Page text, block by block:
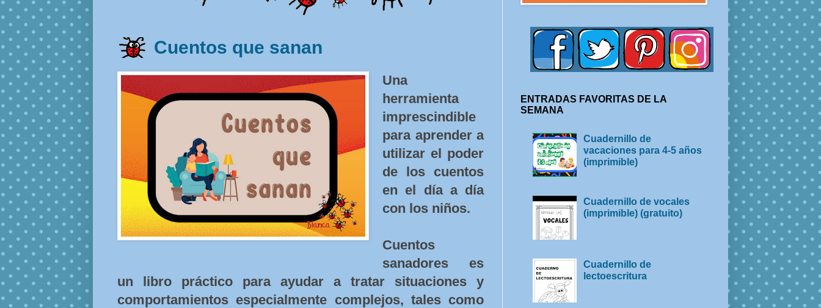
Cuentos que sanan
Una
herramienta
imprescindible
para aprender a
utilizar el poder
de los cuentos
en el día a día
con los niños.
Cuentos
sanadores es
un libro práctico para ayudar a tratar situaciones y
comportamientos especialmente complejos, tales como
ENTRADAS FAVORITAS DE LA
SEMANA
Cuadernillo de
vacaciones para 4-5 años
(imprimible)
Cuadernillo de vocales
(imprimible) (gratuito)
Cuadernillo de
lectoescritura